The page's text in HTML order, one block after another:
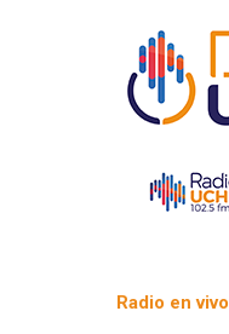
Radio en vivo